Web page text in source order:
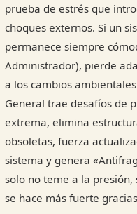
prueba de estrés que
choques externos. Si un
permanece siempre
Administrador), pierde
a los cambios
General trae desafíos de
extrema, elimina
obsoletas, fuerza
sistema y genera
solo no teme a la presión,
se hace más fuerte